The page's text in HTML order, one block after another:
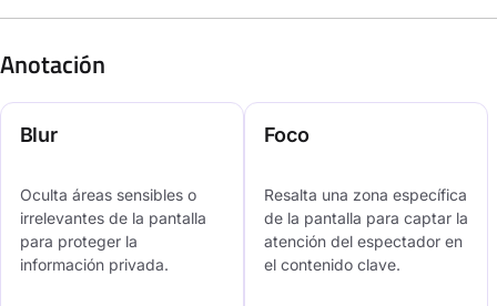
Anotación
Blur
Oculta áreas sensibles o
irrelevantes de la pantalla
para proteger la
información privada.
Foco
Resalta una zona específica
de la pantalla para captar la
atención del espectador en
el contenido clave.